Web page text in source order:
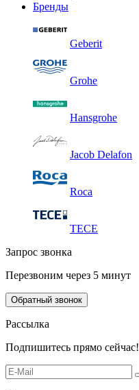
Бренды
Geberit
Grohe
Hansgrohe
Jacob Delafon
Roca
TECE
Запрос звонка
Перезвоним через 5 минут
Обратный звонок
Рассылка
Подпишитесь прямо сейчас!